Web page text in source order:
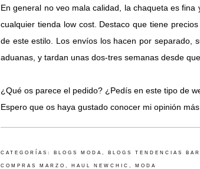
En general no veo mala calidad, la chaqueta es
cualquier tienda low cost. Destaco que tiene
de este estilo. Los envíos los hacen por separado,
aduanas, y tardan unas dos-tres semanas desde
¿Qué os parece el pedido? ¿Pedís en este tipo de
Espero que os haya gustado conocer mi opinión más
CATEGORÍAS: BLOGS MODA , BLOGS TENDENCIAS
COMPRAS MARZO , HAUL NEWCHIC , MODA